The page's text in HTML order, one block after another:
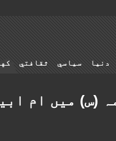
دنیا سياسي ثقافتي
(س) میں ام